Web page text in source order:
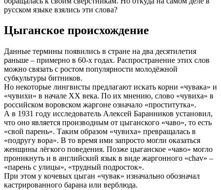
русском языке взялись эти слова?
Цыганское происхождение
Данные термины появились в стране на два десятилетия
раньше – примерно в 60-х годах. Распространение этих слов
можно связать с ростом популярности молодёжной
субкультуры битников.
Но некоторые лингвисты предлагают искать корни «чувака» и
«чувихи» в начале XX века. По их мнению, слово «чувиха» в
российском воровском жаргоне означало «проститутка».
А в 1931 году исследователь Алексей Баранников установил,
что оно является производным от цыганского «чаво», то есть
«свой парень». Таким образом «чувиха» превращалась в
«подругу вора». В то время ими запросто могли оказаться
женщины лёгкого поведения. Позже цыганское «чаво» могло
проникнуть и в английский язык в виде жаргонного «chav» –
«парень с улицы», «трудный подросток».
При этом у кочевых цыган «чувак» изначально обозначал
кастрированного барана или верблюда.